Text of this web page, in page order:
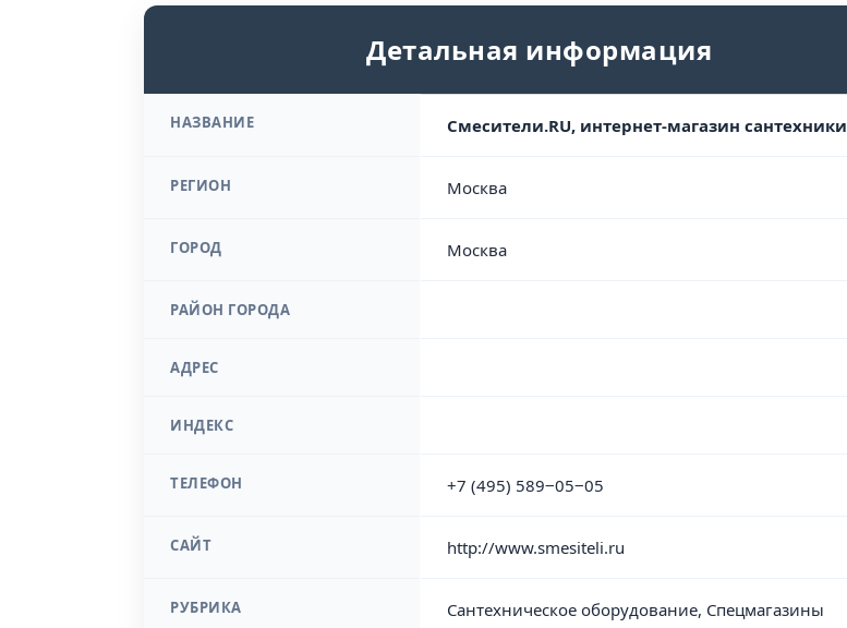
Детальная информация
НАЗВАНИЕ Смесители.RU, интернет-магазин сантехники
РЕГИОН Москва
ГОРОД Москва
РАЙОН ГОРОДА
АДРЕС
ИНДЕКС
ТЕЛЕФОН +7 (495) 589‒05‒05
САЙТ http://www.smesiteli.ru
РУБРИКА Сантехническое оборудование, Спецмагазины